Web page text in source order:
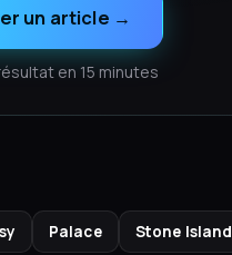
un article →
en 15 minutes
Palace Stone Island